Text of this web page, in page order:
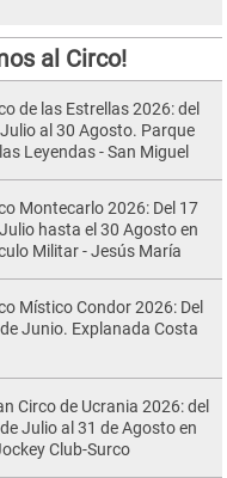
al Circo!
de las Estrellas 2026: del
al 30 Agosto. Parque
Leyendas - San Miguel
Montecarlo 2026: Del 17
hasta el 30 Agosto en
Militar - Jesús María
Místico Condor 2026: Del
Junio. Explanada Costa
Circo de Ucrania 2026: del
Julio al 31 de Agosto en
Club-Surco